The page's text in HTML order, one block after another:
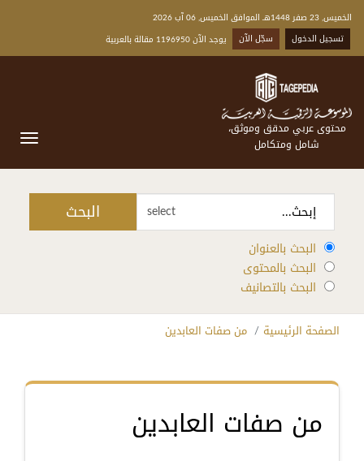
الخميس, 23 صفر 1448هـ الموافق الخميس, 06 آب 2026
تسجيل الدخول
سجّل الآن يوجد الآن 1196950 مقالة بالعربية
محتوى عربي مدقق وموثق،
شامل ومتكامل
select البحث
البحث بالعنوان
البحث بالمحتوى
البحث بالتصانيف
الصفحة الرئيسية من صفات العابدين
من صفات العابدين